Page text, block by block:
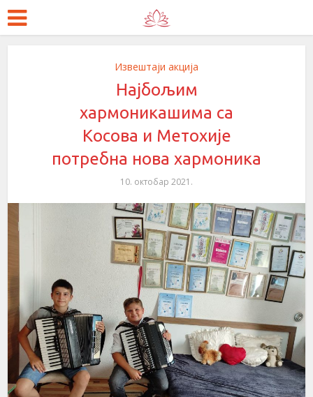
Извештаји акција
Најбољим
хармоникашима са
Косова и Метохије
потребна нова хармоника
10. октобар 2021.